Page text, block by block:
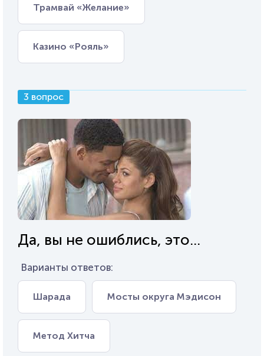
Трамвай «Желание»
Казино «Рояль»
3 вопрос
Да, вы не ошиблись, это...
Варианты ответов:
Шарада Мосты округа Мэдисон
Метод Хитча